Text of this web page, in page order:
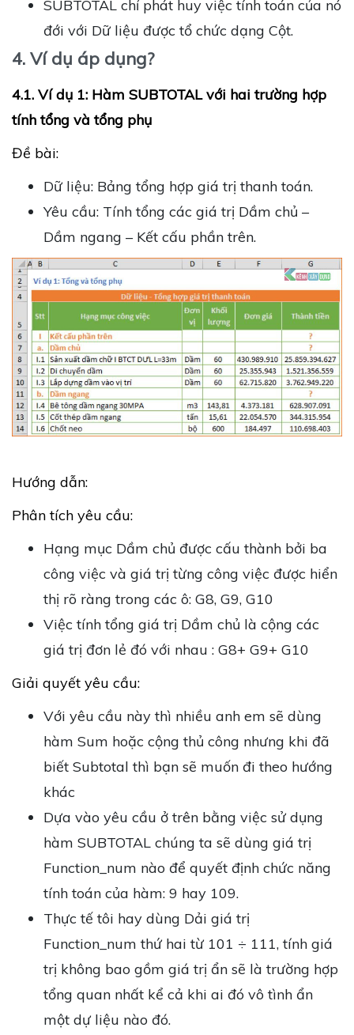
SUBTOTAL chỉ phát huy việc tính toán của nó
đới với Dữ liệu được tổ chức dạng Cột.
4. Ví dụ áp dụng?
4.1. Ví dụ 1: Hàm SUBTOTAL với hai trường hợp
tính tổng và tổng phụ
Đề bài:
Dữ liệu: Bảng tổng hợp giá trị thanh toán.
Yêu cầu: Tính tổng các giá trị Dầm chủ –
Dầm ngang – Kết cấu phần trên.
Hướng dẫn:
Phân tích yêu cầu:
Hạng mục Dầm chủ được cấu thành bởi ba
công việc và giá trị từng công việc được hiển
thị rõ ràng trong các ô: G8, G9, G10
Việc tính tổng giá trị Dầm chủ là cộng các
giá trị đơn lẻ đó với nhau : G8+ G9+ G10
Giải quyết yêu cầu:
Với yêu cầu này thì nhiều anh em sẽ dùng
hàm Sum hoặc cộng thủ công nhưng khi đã
biết Subtotal thì bạn sẽ muốn đi theo hướng
khác
Dựa vào yêu cầu ở trên bằng việc sử dụng
hàm SUBTOTAL chúng ta sẽ dùng giá trị
Function_num nào để quyết định chức năng
tính toán của hàm: 9 hay 109.
Thực tế tôi hay dùng Dải giá trị
Function_num thứ hai từ 101 ÷ 111, tính giá
trị không bao gồm giá trị ẩn sẽ là trường hợp
tổng quan nhất kể cả khi ai đó vô tình ẩn
một dự liệu nào đó.